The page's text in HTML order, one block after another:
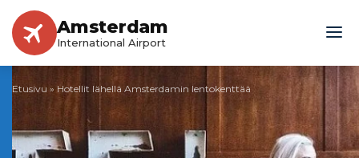
Amsterdam
International Airport
Etusivu » Hotellit lähellä Amsterdamin lentokenttää